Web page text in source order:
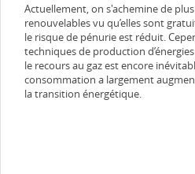
Actuellement, on s'achemine de
renouvelables vu qu’elles sont
le risque de pénurie est réduit.
techniques de production
le recours au gaz est encore
consommation a largement
la transition énergétique.